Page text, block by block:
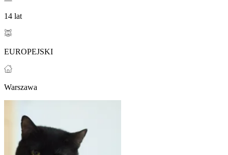
14 lat
EUROPEJSKI
Warszawa